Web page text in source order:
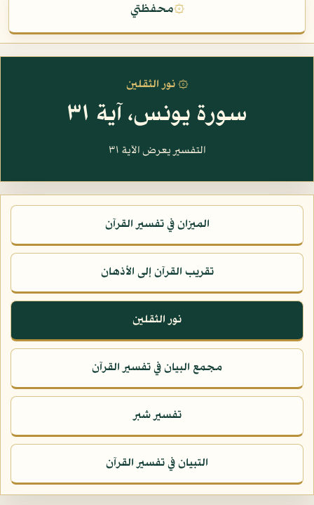
۞محفظتي
۞ نور الثقلين
سورة يونس، آية ٣١
التفسير يعرض الآية ٣١
الميزان في تفسير القرآن
تقريب القرآن إلى الأذهان
نور الثقلين
مجمع البيان في تفسير القرآن
تفسير شبر
التبيان في تفسير القرآن